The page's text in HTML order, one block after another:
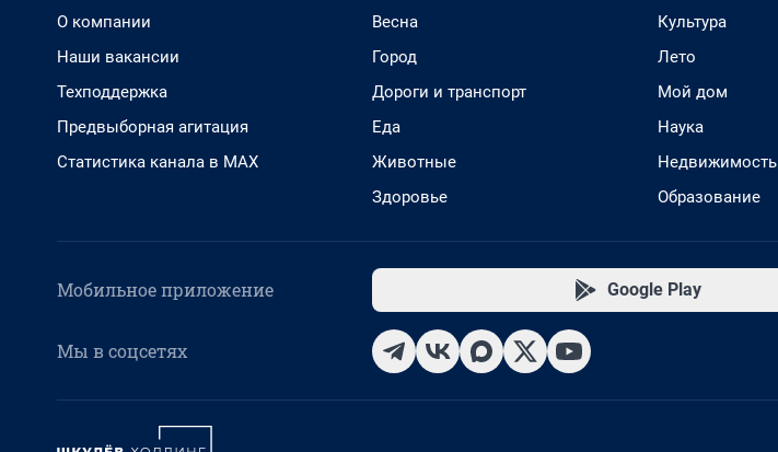
О компании
Наши вакансии
Техподдержка
Предвыборная агитация
Статистика канала в MAX
Весна
Город
Дороги и транспорт
Еда
Животные
Здоровье
Культура
Лето
Мой дом
Наука
Недвижимость
Образование
Мобильное приложение Google Play
Мы в соцсетях